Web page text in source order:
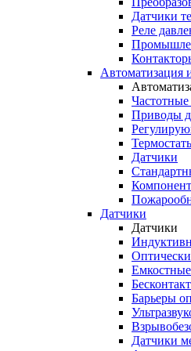
Датчики
Реле
Автоматизация
Частотные
Приводы
Датчики
Датчики
Датчики
Барьеры
Датчики